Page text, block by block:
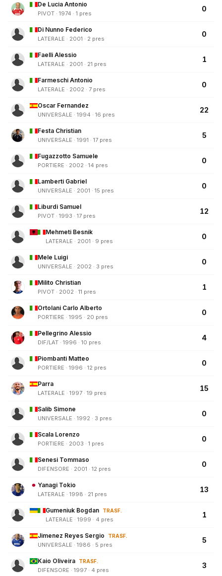
De Lucia Antonio
PIVOT · 1974 · 1 pres
0
Di Nunno Federico
LATERALE · 2001 · 2 pres
0
Faelli Alessio
LATERALE · 2001 · 21 pres
1
Farmeschi Antonio
LATERALE · 2002 · 7 pres
0
Oscar Fernandez
UNIVERSALE · 1994 · 16 pres
22
Festa Christian
UNIVERSALE · 1991 · 17 pres
5
Fugazzotto Samuele
PORTIERE · 2002 · 14 pres
0
Lamberti Gabriel
UNIVERSALE · 2001 · 15 pres
0
Liburdi Samuel
PIVOT · 1993 · 17 pres
12
Mehmeti Besnik
LATERALE · 2001 · 9 pres
0
Mele Luigi
UNIVERSALE · 2002 · 3 pres
0
Milito Christian
PIVOT · 2002 · 11 pres
1
Ortolani Carlo Alberto
PORTIERE · 1995 · 20 pres
0
Pellegrino Alessio
DIF/LAT · 1996 · 10 pres
4
Piombanti Matteo
PORTIERE · 1996 · 12 pres
0
Parra
LATERALE · 1997 · 19 pres
15
Salib Simone
UNIVERSALE · 1992 · 3 pres
0
Scala Lorenzo
PORTIERE · 2003 · 1 pres
0
Senesi Tommaso
DIFENSORE · 2001 · 12 pres
0
Yanagi Tokio
LATERALE · 1998 · 21 pres
13
Gumeniuk Bogdan TRASF.
LATERALE · 1999 · 4 pres
1
Jimenez Reyes Sergio TRASF.
UNIVERSALE · 1986 · 5 pres
5
Kaio Oliveira TRASF.
DIFENSORE · 1997 · 4 pres
3